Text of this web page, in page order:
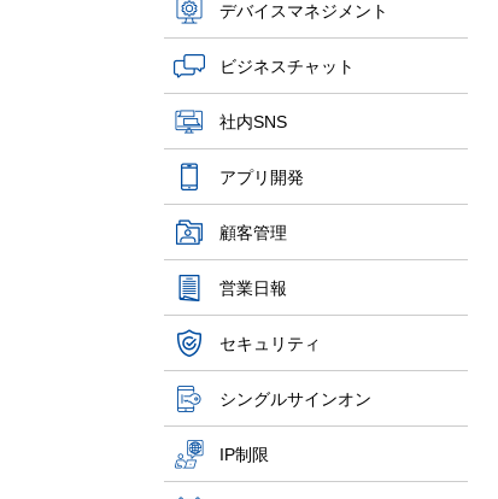
デバイスマネジメント
ビジネスチャット
社内SNS
アプリ開発
顧客管理
営業日報
セキュリティ
シングルサインオン
IP制限